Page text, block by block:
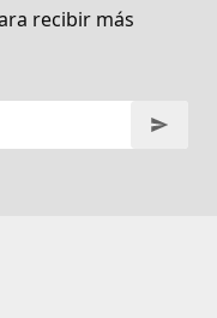
recibir más